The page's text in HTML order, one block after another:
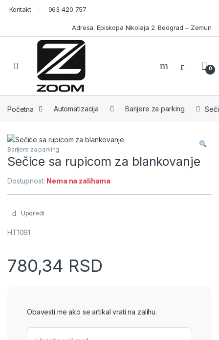
Skip to navigation
Skip to content
Kontakt 063 420 757
Adresa: Episkopa Nikolaja 2. Beograd – Zemun
Open 0
Početna Automatizacija Barijere za parking
Barijere za parking
Sečice sa rupicom za blankovanje
Dostupnost: Nema na zalihama
Uporedi
HT1091
780,34 RSD
Obavesti me ako se artikal vrati na zalihu.